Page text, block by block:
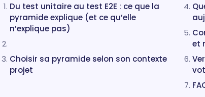
Du test unitaire au test E2E : ce que la
pyramide explique (et ce qu’elle
n’explique pas)
Choisir sa pyramide selon son contexte
projet
et